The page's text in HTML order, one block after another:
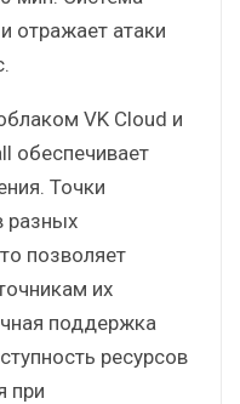
отражает атаки
VK Cloud и
обеспечивает
Точки
разных
позволяет
их
поддержка
ресурсов
при